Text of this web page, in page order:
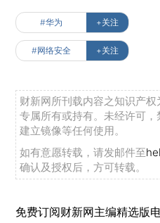
#华为 +关注
#网络安全 +关注
财新网所刊载内容之知识产
专属所有或持有。未经许可
建立镜像等任何使用。
如有意愿转载，请发邮件至
确认及授权后，方可转载。
免费订阅财新网主编精选版